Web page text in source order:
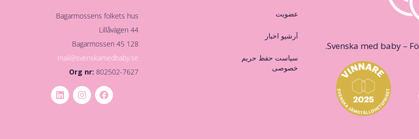
Svenska med baby –
عضویت
آرشیو اخبار
سیاست حفظ حریم
خصوصی
Bagarmossens folkets hus
Lillåvägen 44
128 45 Bagarmossen
mail@svenskamedbaby.se
Org nr:802502-7627